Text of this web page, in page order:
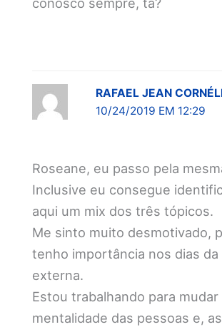
RAFAEL JEAN
10/24/2019 EM 12:29
Roseane, eu passo pela
Inclusive eu consegue
aqui um mix dos três tópicos.
Me sinto muito desmotivado,
tenho importância nos dias da
externa.
Estou trabalhando para mudar
mentalidade das pessoas e,